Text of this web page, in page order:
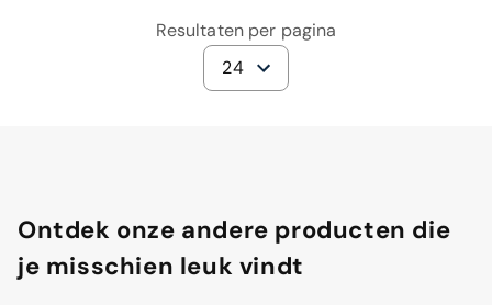
Resultaten per pagina
24
Ontdek onze andere producten die
je misschien leuk vindt